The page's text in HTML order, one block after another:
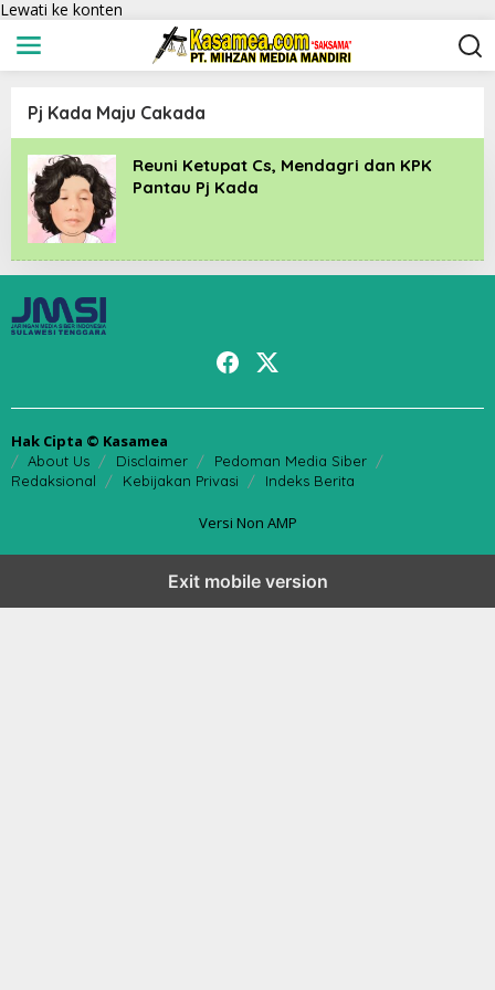
Lewati ke konten
Pj Kada Maju Cakada
Reuni Ketupat Cs, Mendagri dan KPK
Pantau Pj Kada
Hak Cipta © Kasamea
About Us Disclaimer
Pedoman Media Siber
Redaksional
Kebijakan Privasi Indeks Berita
Versi Non AMP
Exit mobile version